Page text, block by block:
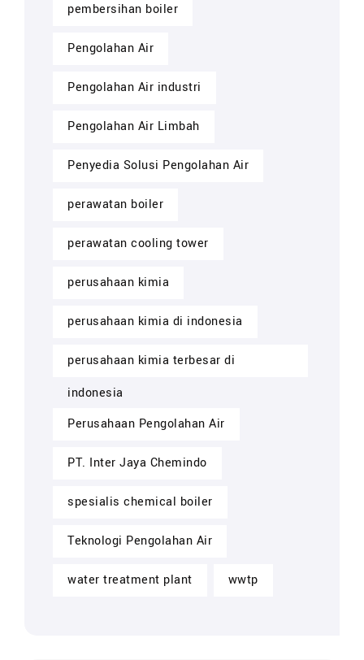
pembersihan boiler
Pengolahan Air
Pengolahan Air industri
Pengolahan Air Limbah
Penyedia Solusi Pengolahan Air
perawatan boiler
perawatan cooling tower
perusahaan kimia
perusahaan kimia di indonesia
perusahaan kimia terbesar di
indonesia
Perusahaan Pengolahan Air
PT. Inter Jaya Chemindo
spesialis chemical boiler
Teknologi Pengolahan Air
water treatment plant wwtp